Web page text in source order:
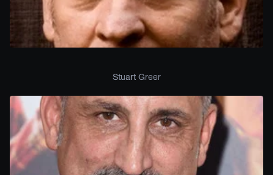
Stuart Greer